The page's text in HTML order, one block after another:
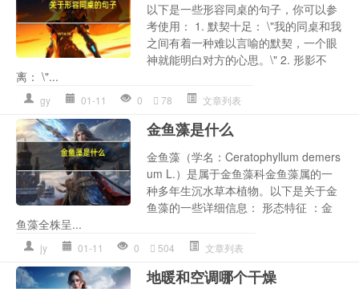
以下是一些形容同桌的句子，你可以参
考使用： 1. 默契十足： \"我的同桌和我
之间有着一种难以言喻的默契，一个眼
神就能明白对方的心思。\" 2. 形影不
离： \"...
gy 01-11 0 78 文章列表
金鱼藻是什么
金鱼藻（学名：Ceratophyllum demers
um L.）是属于金鱼藻科金鱼藻属的一
种多年生沉水草本植物。以下是关于金
鱼藻的一些详细信息： 形态特征 ：金
鱼藻全株呈...
jy 01-11 0 504 文章列表
地暖和空调哪个干燥